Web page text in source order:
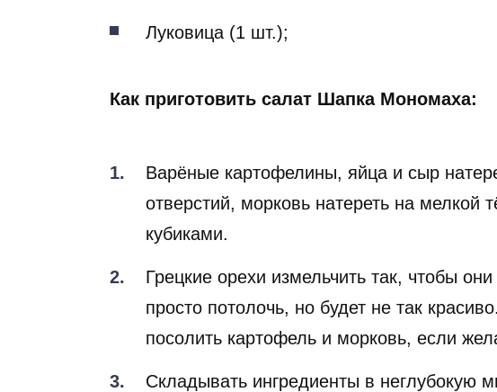
Луковица (1 шт.);
Как приготовить салат Шапка Мономаха:
Варёные картофелины, яйца и сыр
отверстий, морковь натереть на мелкой
кубиками.
Грецкие орехи измельчить так, чтобы
просто потолочь, но будет не так
посолить картофель и морковь, если
Складывать ингредиенты в неглубокую